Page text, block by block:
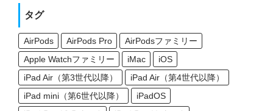
タグ
AirPods AirPods Pro
AirPodsファミリー
Apple Watchファミリー
iMac
iOS
iPad Air（第3世代以降）
iPad Air（第4世代以降）
iPad mini（第6世代以降）
iPadOS